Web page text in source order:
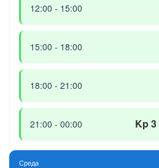
12:00 - 15:00
15:00 - 18:00
18:00 - 21:00
21:00 - 00:00 Kp 3
Среда